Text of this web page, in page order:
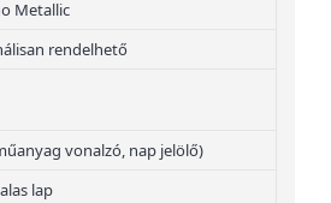
Metallic
rendelhető
vonalzó, nap jelölő)
lap